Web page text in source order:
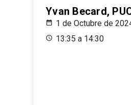
Yvan Becard,
1 de Octubre de
13:35 a 14:30